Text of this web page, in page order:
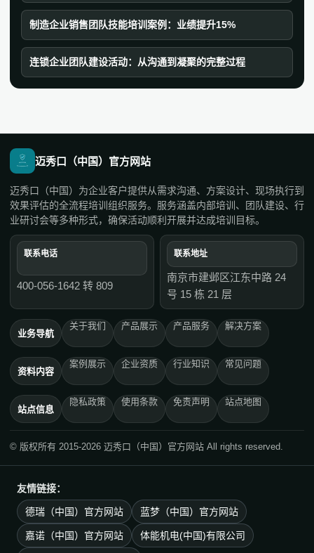
制造企业销售团队技能培训案例：业绩提升15%
连锁企业团队建设活动：从沟通到凝聚的完整过程
迈秀口（中国）官方网站
迈秀口（中国）为企业客户提供从需求沟通、方案设计、现场执行到
效果评估的全流程培训组织服务。服务涵盖内部培训、团队建设、行
业研讨会等多种形式，确保活动顺利开展并达成培训目标。
联系电话
400-056-1642 转 809
联系地址
南京市建邺区江东中路 24
号 15 栋 21 层
业务导航
关于我们 产品展示 产品服务 解决方案
资料内容
案例展示 企业资质 行业知识 常见问题
站点信息
隐私政策 使用条款 免责声明 站点地图
© 版权所有 2015-2026 迈秀口（中国）官方网站 All rights reserved.
友情链接：
德瑞（中国）官方网站 蓝梦（中国）官方网站
嘉诺（中国）官方网站 体能机电(中国)有限公司